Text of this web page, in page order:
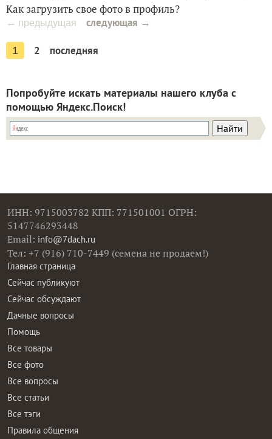
Как загрузить свое фото в профиль?
← предыдущая следующая →
1 2 последняя
Попробуйте искать материалы нашего клуба с
помощью Яндекс.Поиск!
ИНН: 9715003782 КПП: 771501001 ОГРН:
5147746293448
Email: info@7dach.ru
Тел: +7 (916) 710-7449 (семена не продаем!)
Главная страница
Сейчас публикуют
Сейчас обсуждают
Дачные вопросы
Помощь
Все товары
Все фото
Все вопросы
Все статьи
Все тэги
Правила общения